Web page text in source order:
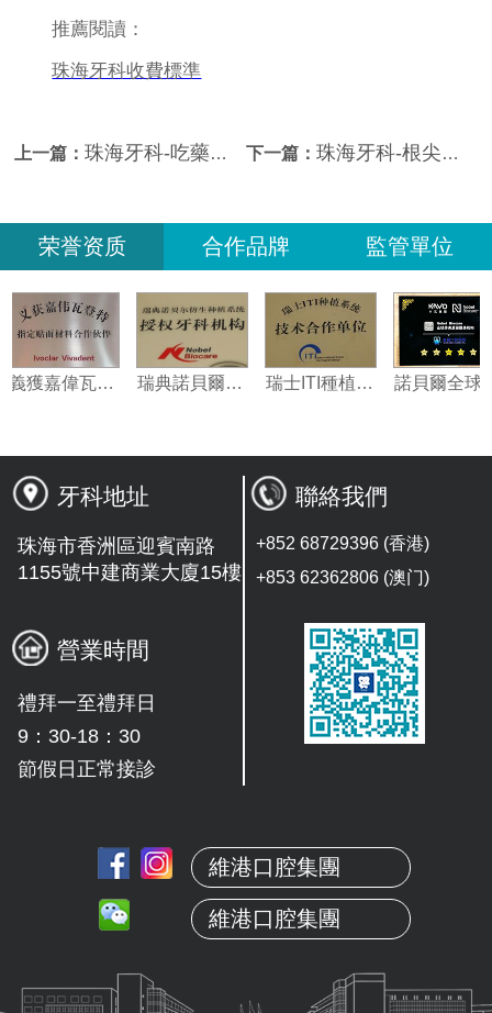
推薦閱讀：
珠海牙科收費標準
上一篇：珠海牙科-吃藥可以治療牙痛嗎？牙痛需要住院嗎？牙痛需要住院嗎？ 下一篇： 珠海牙科-根尖周病會自愈嗎？只吃藥行不行？
荣誉资质 合作品牌 監管單位
牙科地址
珠海市香洲區迎賓南路
1155號中建商業大廈15樓
營業時間
禮拜一至禮拜日
9：30-18：30
節假日正常接診
維港口腔集團
維港口腔集團
聯絡我們
+852 68729396 (香港)
+853 62362806 (澳门)